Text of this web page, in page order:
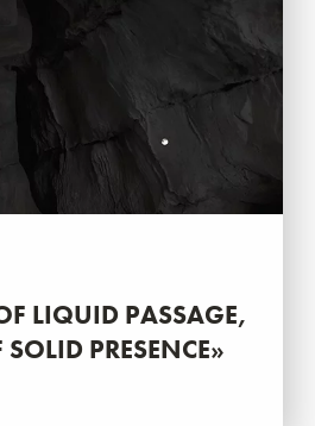
LIQUID PASSAGE,
PRESENCE»